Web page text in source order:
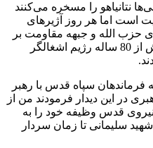
نتانیاهو را مسخره می‌کنند
است اما هر روز آژیرهای
حزب الله و جبهه مقاومت بر
سر آنان فرود می‌آمد و در تاریخ بیش از 80 ساله رژیم اشغالگر
فرماندهان سپاه قدس با رهبر
در این دیدار فرمودند من از
قدس وظیفه خود را به
سلیمانی تا زمان سردار